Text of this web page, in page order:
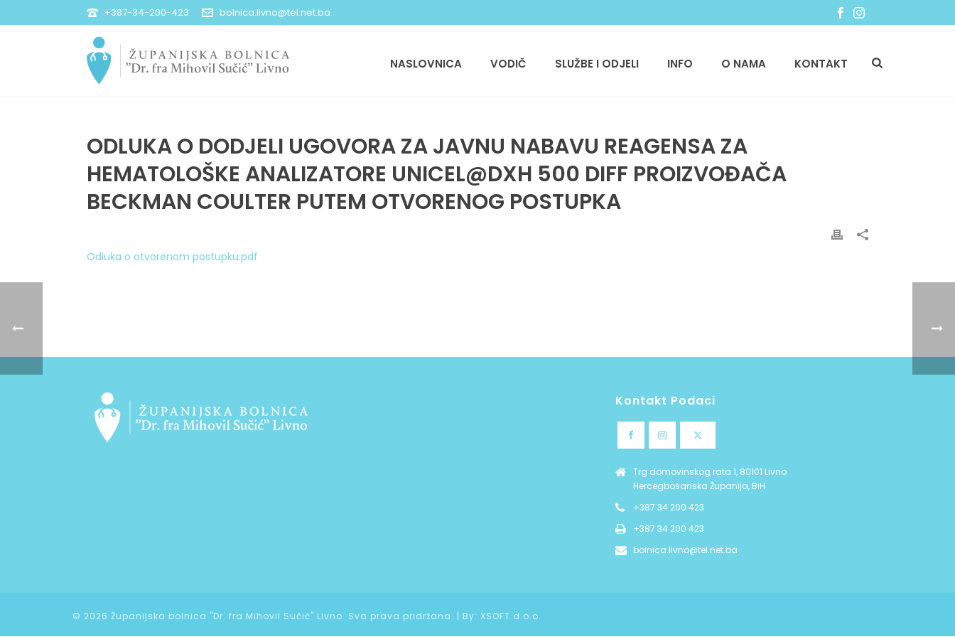
+387-34-200-423 bolnica.livno@tel.net.ba
NASLOVNICA VODIČ SLUŽBE I ODJELI INFO O NAMA KONTAKT
ODLUKA O DODJELI UGOVORA ZA JAVNU NABAVU REAGENSA ZA
HEMATOLOŠKE ANALIZATORE UNICEL@DXH 500 DIFF PROIZVOĐAČA
BECKMAN COULTER PUTEM OTVORENOG POSTUPKA
Odluka o otvorenom postupku.pdf
Kontakt Podaci
Trg domovinskog rata 1, 80101 Livno
Hercegbosanska Županija, BiH
+387 34 200 423
+387 34 200 423
bolnica.livno@tel.net.ba
© 2026 Županijska bolnica "Dr. fra Mihovil Sučić" Livno. Sva prava pridržana. | By: XSOFT d.o.o.